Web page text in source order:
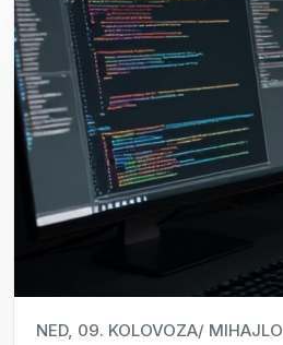
NED, 09. KOLOVOZA/ MIHAJLO